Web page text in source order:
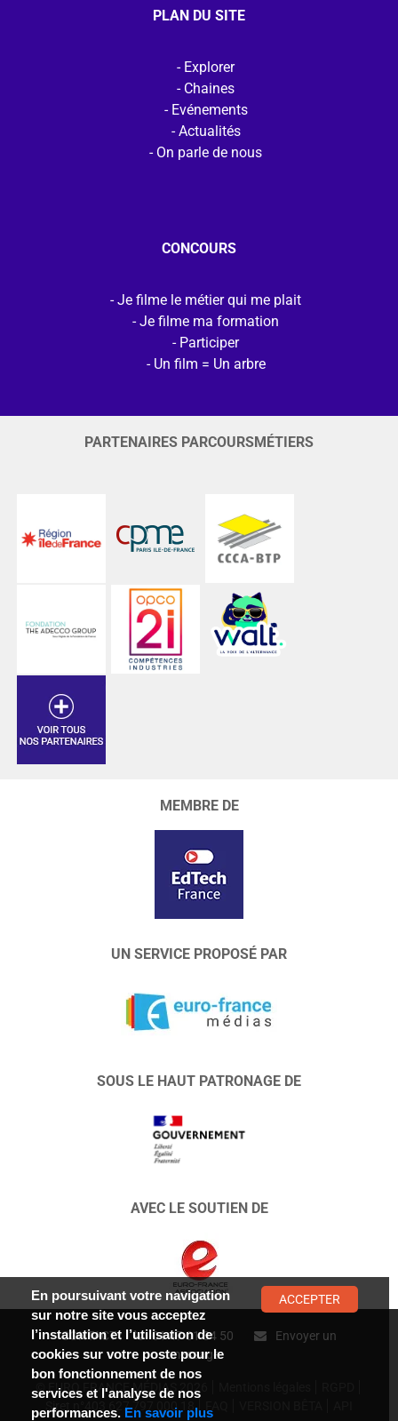
PLAN DU SITE
Explorer
Chaines
Evénements
Actualités
On parle de nous
CONCOURS
Je filme le métier qui me plait
Je filme ma formation
Participer
Un film = Un arbre
PARTENAIRES PARCOURSMÉTIERS
MEMBRE DE
UN SERVICE PROPOSÉ PAR
SOUS LE HAUT PATRONAGE DE
AVEC LE SOUTIEN DE
CONTACT : 01 47 01 34 50
Envoyer un
message
© EURO FRANCE MÉDIAS 2026
Siret n°403 627 797 000 18
En poursuivant votre navigation
sur notre site vous acceptez
l’installation et l’utilisation de
cookies sur votre poste pour le
bon fonctionnement de nos
services et l'analyse de nos
performances. En savoir plus
ACCEPTER